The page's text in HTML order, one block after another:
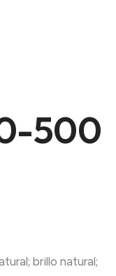
500
brillo natural;